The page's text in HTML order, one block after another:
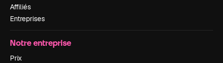
Affiliés
Entreprises
Notre entreprise
Prix